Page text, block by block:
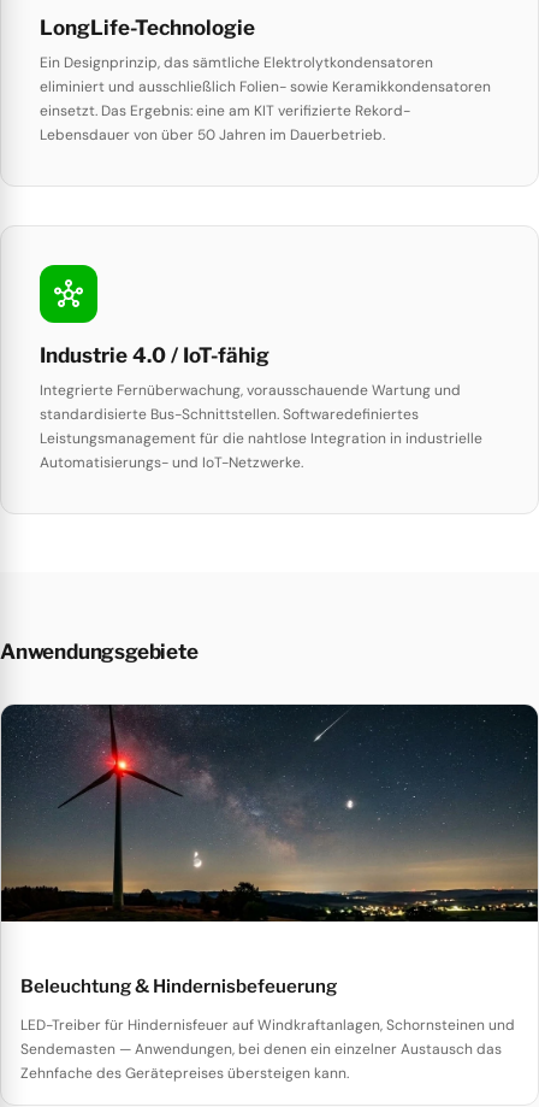
LongLife-Technologie
Ein Designprinzip, das sämtliche Elektrolytkondensatoren
eliminiert und ausschließlich Folien- sowie Keramikkondensatoren
einsetzt. Das Ergebnis: eine am KIT verifizierte Rekord-
Lebensdauer von über 50 Jahren im Dauerbetrieb.
hub
Industrie 4.0 / IoT-fähig
Integrierte Fernüberwachung, vorausschauende Wartung und
standardisierte Bus-Schnittstellen. Softwaredefiniertes
Leistungsmanagement für die nahtlose Integration in industrielle
Automatisierungs- und IoT-Netzwerke.
Anwendungsgebiete
Beleuchtung & Hindernisbefeuerung
LED-Treiber für Hindernisfeuer auf Windkraftanlagen, Schornsteinen und
Sendemasten — Anwendungen, bei denen ein einzelner Austausch das
Zehnfache des Gerätepreises übersteigen kann.